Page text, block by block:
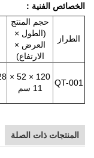
الخصائص الفنية：
الطراز
حجم المنتج
(الطول ×
العرض ×
الارتفاع)
QT-001
120 × 52 ×
11 سم
المنتجات ذات الصلة